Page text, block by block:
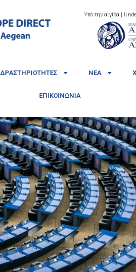
Υπό την αιγίδα |
ΔΡΑΣΤΗΡΙΌΤΗΤΕΣ ΝΈΑ
ΕΠΙΚΟΙΝΩΝΊΑ